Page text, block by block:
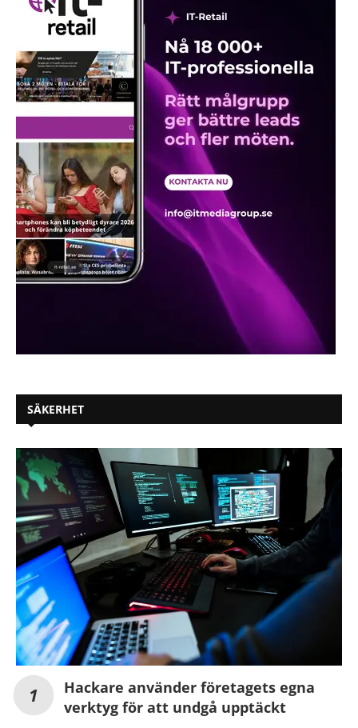
SÄKERHET
Hackare använder företagets egna
verktyg för att undgå upptäckt